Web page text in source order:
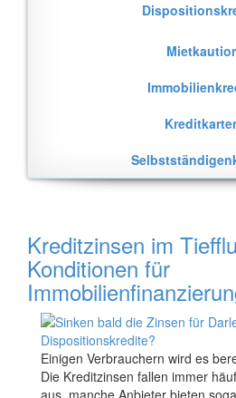
Kreditzinsen im
Konditionen für
Einigen Verbrauchern wird es
Die Kreditzinsen fallen immer
aus, manche Anbieter bieten